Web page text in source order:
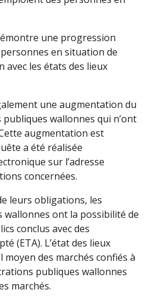
une progression
en situation de
avec les états des lieux
une augmentation du
wallonnes qui n’ont
augmentation est
a été réalisée
sur l’adresse
concernées.
leurs obligations, les
ont la possibilité de
conclus avec des
(ETA). L’état des lieux
des marchés confiés à
publiques wallonnes
marchés.